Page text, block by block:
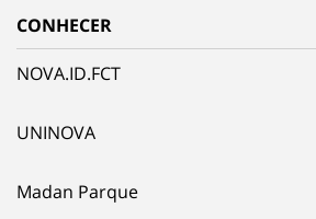
CONHECER
NOVA.ID.FCT
UNINOVA
Madan Parque